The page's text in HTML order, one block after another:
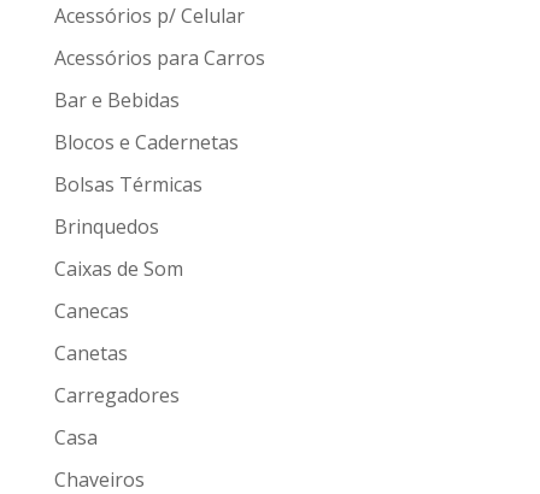
Acessórios p/ Celular
Acessórios para Carros
Bar e Bebidas
Blocos e Cadernetas
Bolsas Térmicas
Brinquedos
Caixas de Som
Canecas
Canetas
Carregadores
Casa
Chaveiros